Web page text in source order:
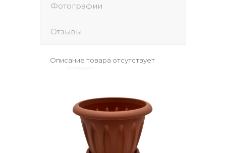
Фотографии
Отзывы
Описание товара отсутствует